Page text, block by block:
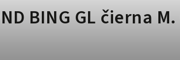
BING GL čierna